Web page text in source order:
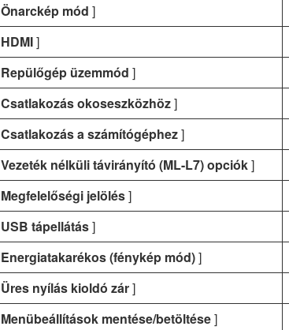
Önarckép mód ]
HDMI]
Repülőgép üzemmód ]
Csatlakozás okoseszközhöz]
Csatlakozás a számítógéphez]
Vezeték nélküli távirányító (ML-L7) opciók]
Megfelelőségi jelölés]
USB tápellátás]
Energiatakarékos (fénykép mód)]
Üres nyílás kioldó zár]
Menübeállítások mentése/betöltése]